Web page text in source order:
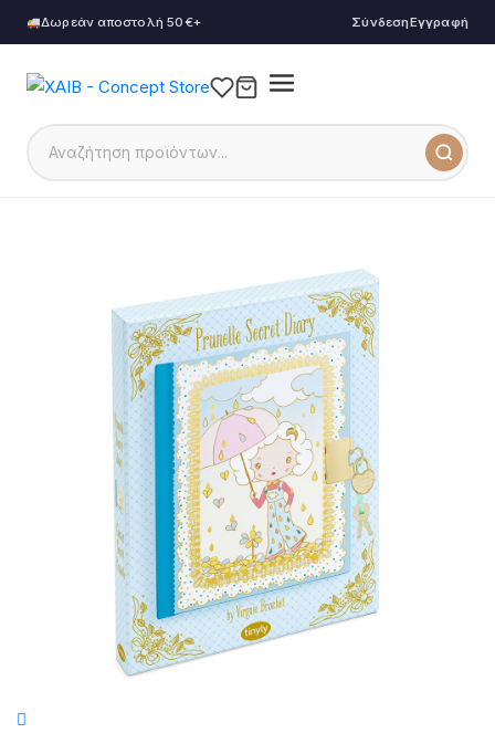
Δωρεάν αποστολή 50€+ ΣύνδεσηΕγγραφή